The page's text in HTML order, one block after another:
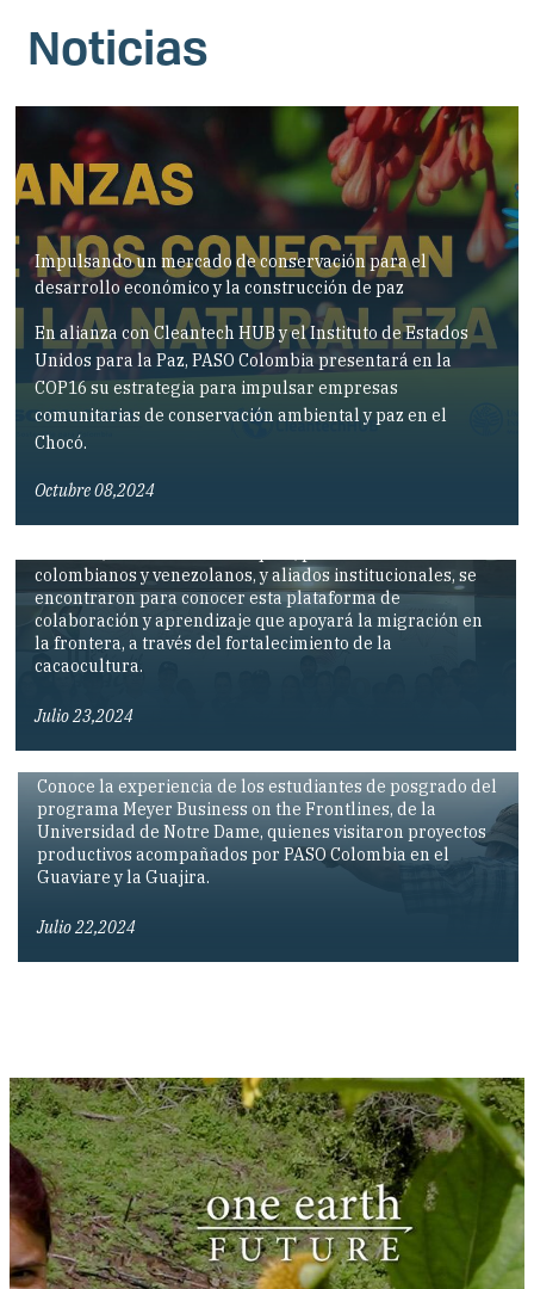
Noticias
Impulsando un mercado de conservación para el
desarrollo económico y la construcción de paz
En alianza con Cleantech HUB y el Instituto de Estados
Unidos para la Paz, PASO Colombia presentará en la
COP16 su estrategia para impulsar empresas
comunitarias de conservación ambiental y paz en el
Chocó.
Octubre 08,2024
Escuela Binacional de Cacao: Una plataforma para la
transformación de la migración y el desarrollo en
Arauca
En el lanzamiento de la Escuela Binacional de Cacao –
colombianos y venezolanos, y aliados institucionales, se
encontraron para conocer esta plataforma de
colaboración y aprendizaje que apoyará la migración en
la frontera, a través del fortalecimiento de la
cacaocultura.
Julio 23,2024
PASO y la Universidad de Notre Dame: Estudiantes
Conoce la experiencia de los estudiantes de posgrado del
programa Meyer Business on the Frontlines, de la
Universidad de Notre Dame, quienes visitaron proyectos
productivos acompañados por PASO Colombia en el
Guaviare y la Guajira.
Julio 22,2024